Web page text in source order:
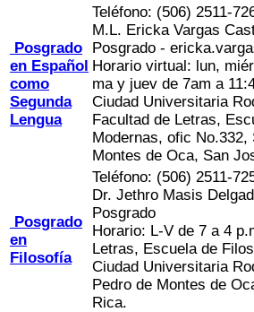
Posgrado
en Español
como
Segunda
Lengua
Teléfono: (506) 2511-
M.L. Ericka Vargas
Posgrado -
Horario virtual: lun,
ma y juev de 7am a
Ciudad Universitaria
Facultad de Letras,
Modernas, ofic No.332,
Montes de Oca, San
Posgrado
en
Filosofía
Teléfono: (506) 2511-
Dr. Jethro Masis
Posgrado
Horario: L-V de 7 a 4
Letras, Escuela de
Ciudad Universitaria
Pedro de Montes de
Rica.